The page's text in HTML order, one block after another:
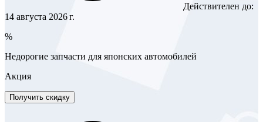
Действителен до:
14 августа 2026 г.
%
Недорогие запчасти для японских автомобилей
Акция
Получить скидку